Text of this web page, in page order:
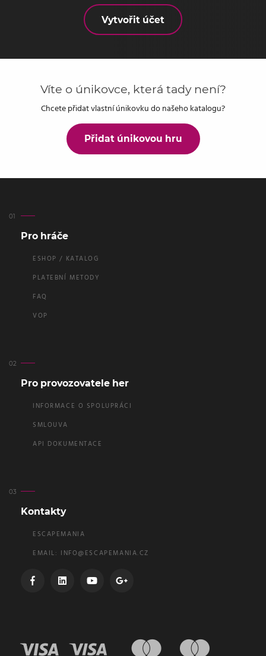
Vytvořit účet
Víte o únikovce, která tady není?
Chcete přidat vlastní únikovku do našeho katalogu?
Přidat únikovou hru
Pro hráče
ESHOP / KATALOG
PLATEBNÍ METODY
FAQ
VOP
Pro provozovatele her
INFORMACE O SPOLUPRÁCI
SMLOUVA
API DOKUMENTACE
Kontakty
ESCAPEMANIA
EMAIL: INFO@ESCAPEMANIA.CZ